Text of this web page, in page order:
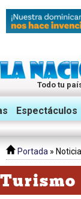
Todo tu
Twitter
Espectáculos
RD
Portada »
Turismo